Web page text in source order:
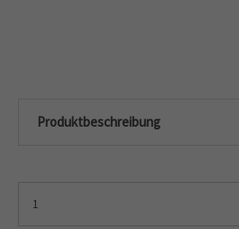
Produktbeschreibung